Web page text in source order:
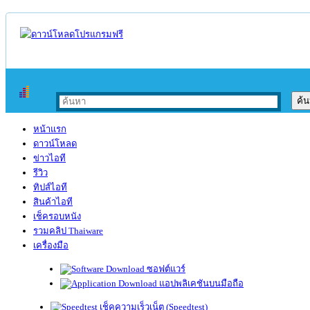
หน้าแรก
ดาวน์โหลด
ข่าวไอที
รีวิว
ทิปส์ไอที
สินค้าไอที
เช็ครอบหนัง
รวมคลิป Thaiware
เครื่องมือ
ซอฟต์แวร์
แอปพลิเคชันบนมือถือ
เช็คความเร็วเน็ต (Speedtest)